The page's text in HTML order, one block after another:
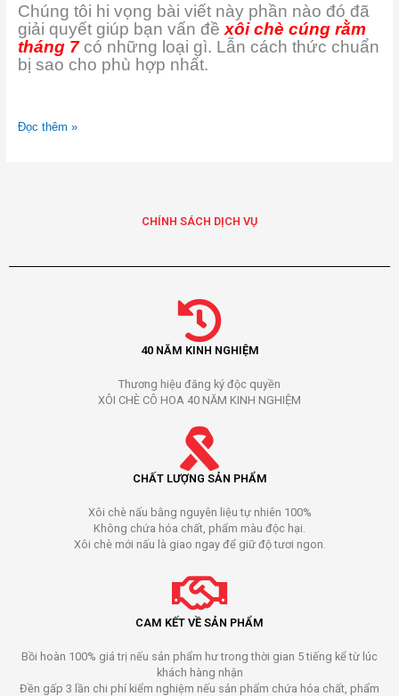
Chúng tôi hi vọng bài viết này phần nào đó đã
giải quyết giúp bạn vấn đề xôi chè cúng rằm
tháng 7có những loại gì. Lẫn cách thức chuẩn
bị sao cho phù hợp nhất.
Đọc thêm »
CHÍNH SÁCH DỊCH VỤ
40 NĂM KINH NGHIỆM
Thương hiệu đăng ký độc quyền
XÔI CHÈ CÔ HOA 40 NĂM KINH NGHIỆM
CHẤT LƯỢNG SẢN PHẨM
Xôi chè nấu bằng nguyên liệu tự nhiên 100%
Không chứa hóa chất, phẩm màu độc hại.
Xôi chè mới nấu là giao ngay để giữ độ tươi ngon.
CAM KẾT VỀ SẢN PHẨM
Bồi hoàn 100% giá trị nếu sản phẩm hư trong thời gian 5 tiếng kể từ lúc
khách hàng nhận
Đền gấp 3 lần chi phí kiểm nghiệm nếu sản phẩm chứa hóa chất, phẩm